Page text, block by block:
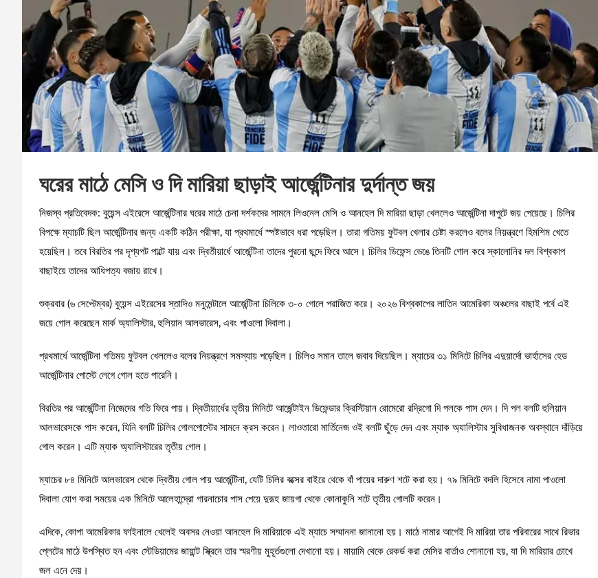
ঘরের মাঠে মেসি ও দি মারিয়া ছাড়াই আর্জেন্টিনার দুর্দান্ত জয়
নিজস্ব প্রতিবেদক: বুয়েন্স এইরেসে আর্জেন্টিনার ঘরের মাঠে চেনা দর্শকদের সামনে লিওনেল মেসি ও আনহেল দি মারিয়া ছাড়া খেললেও আর্জেন্টিনা দাপুটে জয় পেয়েছে। চিলির
বিপক্ষে ম্যাচটি ছিল আর্জেন্টিনার জন্য একটি কঠিন পরীক্ষা, যা প্রথমার্ধে স্পষ্টভাবে ধরা পড়েছিল। তারা গতিময় ফুটবল খেলার চেষ্টা করলেও বলের নিয়ন্ত্রণে হিমশিম খেতে
হয়েছিল। তবে বিরতির পর দৃশ্যপট পাল্টে যায় এবং দ্বিতীয়ার্ধে আর্জেন্টিনা তাদের পুরনো ছন্দে ফিরে আসে। চিলির ডিফেন্স ভেঙে তিনটি গোল করে স্কালোনির দল বিশ্বকাপ
বাছাইয়ে তাদের আধিপত্য বজায় রাখে।
শুক্রবার (৬ সেপ্টেম্বর) বুয়েন্স এইরেসের স্তাদিও মনুমেন্টালে আর্জেন্টিনা চিলিকে ৩-০ গোলে পরাজিত করে। ২০২৬ বিশ্বকাপের লাতিন আমেরিকা অঞ্চলের বাছাই পর্বে এই
জয়ে গোল করেছেন মার্ক অ্যালিস্টার, হুলিয়ান আলভারেস, এবং পাওলো দিবালা।
প্রথমার্ধে আর্জেন্টিনা গতিময় ফুটবল খেললেও বলের নিয়ন্ত্রণে সমস্যায় পড়েছিল। চিলিও সমান তালে জবাব দিয়েছিল। ম্যাচের ৩১ মিনিটে চিলির এদুয়ার্দো ভার্হাসের হেড
আর্জেন্টিনার পোস্টে লেগে গোল হতে পারেনি।
বিরতির পর আর্জেন্টিনা নিজেদের গতি ফিরে পায়। দ্বিতীয়ার্ধের তৃতীয় মিনিটে আর্জেন্টাইন ডিফেন্ডার ক্রিস্টিয়ান রোমেরো রদ্রিগো দি পলকে পাস দেন। দি পল বলটি হুলিয়ান
আলভারেসকে পাস করেন, যিনি বলটি চিলির গোলপোস্টের সামনে ক্রস করেন। লাওতারো মার্তিনেজ ওই বলটি ছুঁড়ে দেন এবং ম্যাক অ্যালিস্টার সুবিধাজনক অবস্থানে দাঁড়িয়ে
গোল করেন। এটি ম্যাক অ্যালিস্টারের তৃতীয় গোল।
ম্যাচের ৮৪ মিনিটে আলভারেস থেকে দ্বিতীয় গোল পায় আর্জেন্টিনা, যেটি চিলির বক্সের বাইরে থেকে বাঁ পায়ের দারুণ শটে করা হয়। ৭৯ মিনিটে বদলি হিসেবে নামা পাওলো
দিবালা যোগ করা সময়ের এক মিনিটে আলেহান্দ্রো গারনাচোর পাস পেয়ে দুরূহ জায়গা থেকে কোনাকুনি শটে তৃতীয় গোলটি করেন।
এদিকে, কোপা আমেরিকার ফাইনালে খেলেই অবসর নেওয়া আনহেল দি মারিয়াকে এই ম্যাচে সম্মাননা জানানো হয়। মাঠে নামার আগেই দি মারিয়া তার পরিবারের সাথে রিভার
প্লেটের মাঠে উপস্থিত হন এবং স্টেডিয়ামের জায়ান্ট স্ক্রিনে তার স্মরণীয় মুহূর্তগুলো দেখানো হয়। মায়ামি থেকে রেকর্ড করা মেসির বার্তাও শোনানো হয়, যা দি মারিয়ার চোখে
জল এনে দেয়।